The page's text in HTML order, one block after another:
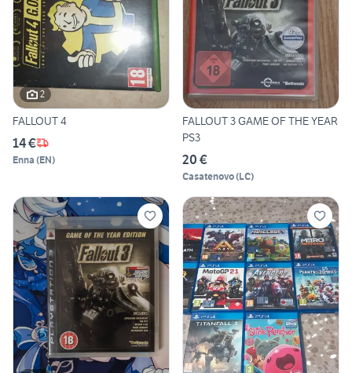
2
FALLOUT 4
14 €
Enna (EN)
FALLOUT 3 GAME OF THE YEAR
PS3
20 €
Casatenovo(LC)